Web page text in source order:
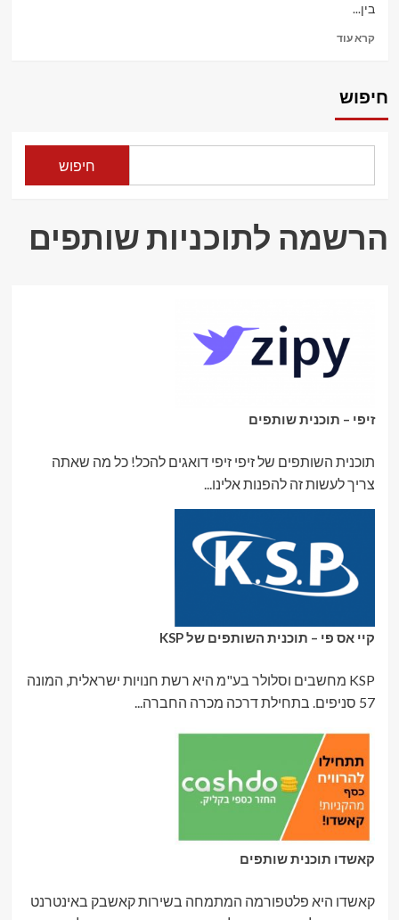
בין...
קרא עודRead
–
שמביאה
ותכנון
חיפוש
חיפוש
הרשמה לתוכניות שותפים
זיפי – תוכנית שותפים
תוכנית השותפים של זיפי זיפי דואגים להכל! כל מה שאתה
צריך לעשות זה להפנות אלינו...
קיי אס פי – תוכנית השותפים של KSP
KSP מחשבים וסלולר בע"מ היא רשת חנויות ישראלית, המונה
57 סניפים. בתחילת דרכה מכרה החברה...
קאשדו תוכנית שותפים
קאשדו היא פלטפורמה המתמחה בשירות קאשבק באינטרנט